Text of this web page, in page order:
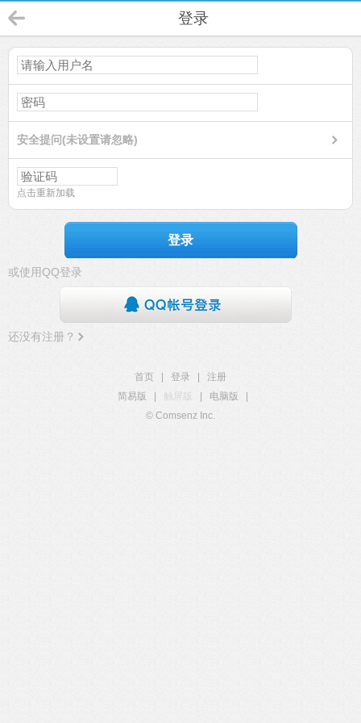
登录
安全提问(未设置请忽略)
点击重新加载
登录
或使用QQ登录
还没有注册？
首页 登录
注册
简易版
触屏版 电脑版
© Comsenz Inc.